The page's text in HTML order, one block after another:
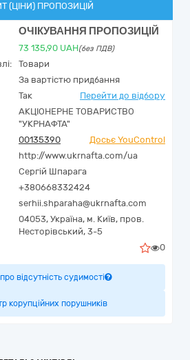
(ЦІНИ) ПРОПОЗИЦІЙ
ОЧІКУВАННЯ ПРОПОЗИЦІЙ
73 135,90 UAH(без ПДВ)
Товари
За вартістю придбання
Так Перейти до відбору
АКЦІОНЕРНЕ ТОВАРИСТВО
"УКРНАФТА"
00135390
Досьє YouControl
http://www.ukrnafta.com/ua
Сергій Шпарага
+380668332424
serhii.shparaha@ukrnafta.com
04053, Україна, м. Київ, пров.
Несторівський, 3-5
0
відсутність судимості
корупційних порушників